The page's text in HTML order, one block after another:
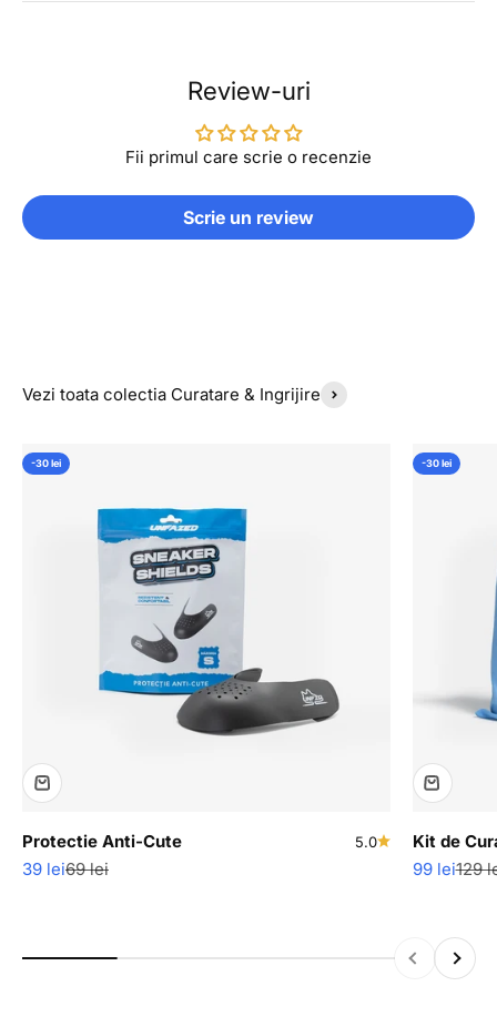
Review-uri
Fii primul care scrie o recenzie
Scrie un review
Vezi toata colectia Curatare & Ingrijire
-30 lei
Protectie Anti-Cute 5.0
Pret redus
39 leiPret normal
69 lei
-30 lei
Kit de
Pret redus
99 leiPret
129
InapoiInainte